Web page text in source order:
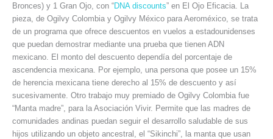
Bronces) y 1 Gran Ojo, con “DNA discounts” en El Ojo Eficacia. La
pieza, de Ogilvy Colombia y Ogilvy México para Aeroméxico, se trata
de un programa que ofrece descuentos en vuelos a estadounidenses
que puedan demostrar mediante una prueba que tienen ADN
mexicano. El monto del descuento dependía del porcentaje de
ascendencia mexicana. Por ejemplo, una persona que posee un 15%
de herencia mexicana tiene derecho al 15% de descuento y así
sucesivamente. Otro trabajo muy premiado de Ogilvy Colombia fue
“Manta madre”, para la Asociación Vivir. Permite que las madres de
comunidades andinas puedan seguir el desarrollo saludable de sus
hijos utilizando un objeto ancestral, el “Sikinchi”, la manta que usan